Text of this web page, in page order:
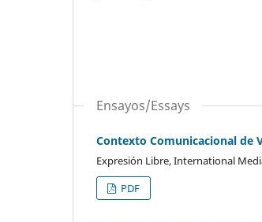
Ensayos/Essays
Contexto Comunicacional de
Expresión Libre, International
PDF